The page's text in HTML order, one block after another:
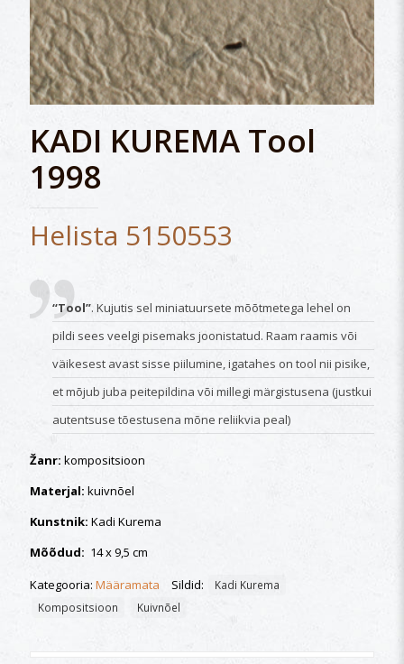
KADI KUREMA Tool
1998
Helista 5150553
“Tool”. Kujutis sel miniatuursete mõõtmetega lehel on
pildi sees veelgi pisemaks joonistatud. Raam raamis või
väikesest avast sisse piilumine, igatahes on tool nii pisike,
et mõjub juba peitepildina või millegi märgistusena (justkui
autentsuse tõestusena mõne reliikvia peal)
Žanr: kompositsioon
Materjal: kuivnõel
Kunstnik: Kadi Kurema
Mõõdud: 14 x 9,5 cm
Kategooria: Määramata Sildid:
Kadi Kurema
Kompositsioon
Kuivnõel